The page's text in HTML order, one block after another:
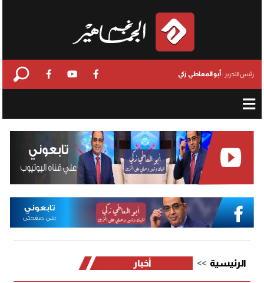
رئيس التحرير : أبو المعاطي زكي
الرئيسية أخبار